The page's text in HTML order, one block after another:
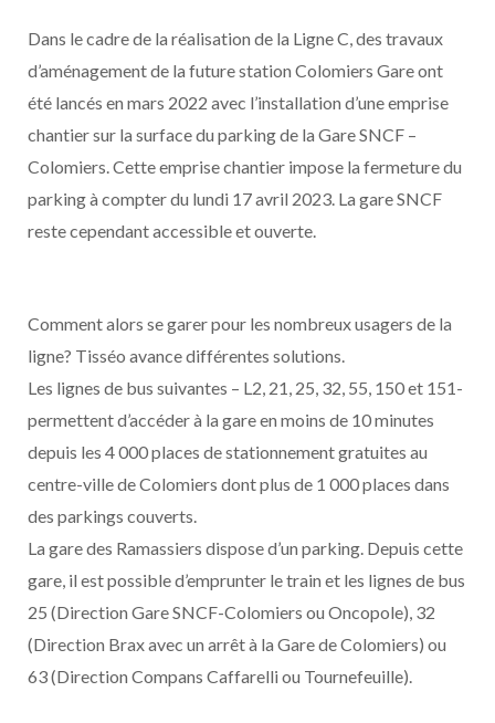
Dans le cadre de la réalisation de la Ligne C, des travaux
d’aménagement de la future station Colomiers Gare ont
été lancés en mars 2022 avec l’installation d’une emprise
chantier sur la surface du parking de la Gare SNCF –
Colomiers. Cette emprise chantier impose la fermeture du
parking à compter du lundi 17 avril 2023. La gare SNCF
reste cependant accessible et ouverte.
Comment alors se garer pour les nombreux usagers de la
ligne? Tisséo avance différentes solutions.
Les lignes de bus suivantes – L2, 21, 25, 32, 55, 150 et 151-
permettent d’accéder à la gare en moins de 10 minutes
depuis les 4 000 places de stationnement gratuites au
centre-ville de Colomiers dont plus de 1 000 places dans
des parkings couverts.
La gare des Ramassiers dispose d’un parking. Depuis cette
gare, il est possible d’emprunter le train et les lignes de bus
25 (Direction Gare SNCF-Colomiers ou Oncopole), 32
(Direction Brax avec un arrêt à la Gare de Colomiers) ou
63 (Direction Compans Caffarelli ou Tournefeuille).